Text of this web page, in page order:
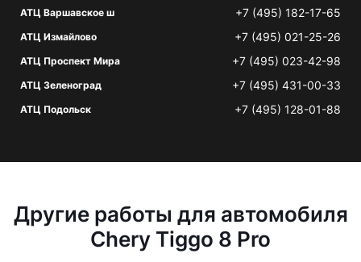
АТЦ Варшавское ш +7 (495) 182-17-65
АТЦ Измайлово +7 (495) 021-25-26
АТЦ Проспект Мира +7 (495) 023-42-98
АТЦ Зеленоград +7 (495) 431-00-33
АТЦ Подольск +7 (495) 128-01-88
Другие работы для автомобиля
Chery Tiggo 8 Pro